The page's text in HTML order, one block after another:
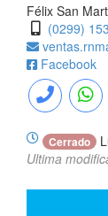
Félix San
(0299)
Facebook
Cerrado
Ultima